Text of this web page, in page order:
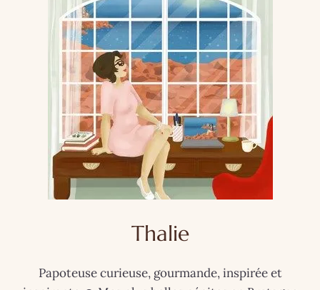
Thalie
Papoteuse curieuse, gourmande, inspirée et